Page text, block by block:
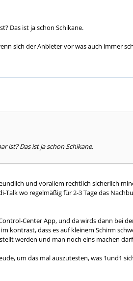
Das ist ja schon Schikane.
sich der Anbieter vor was auch immer
ist? Das ist ja schon Schikane.
und vorallem rechtlich sicherlich
Talk wo regelmäßig für 2-3 Tage das
Center App, und da wirds dann bei
kontrast, dass es auf kleinem Schirm
werden und man noch eins machen
um das mal auszutesten, was 1und1